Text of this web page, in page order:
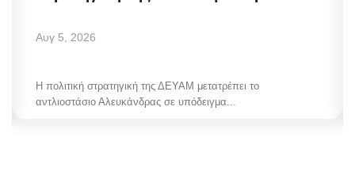
Αυγ 5, 2026
Η πολιτική στρατηγική της ΔΕΥΑΜ μετατρέπει το
αντλιοστάσιο Αλευκάνδρας σε υπόδειγμα...